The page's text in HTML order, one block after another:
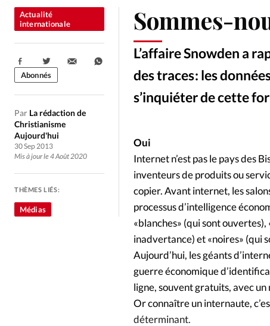
RUBRIQUES
Tous les articles
Actualité
Actualité internationale
Culture
Dossier Eglises
Génération réveil
Publireportage
Relations
Société
Tour du monde des
Vécu Vie
Sommes-
L’affaire Snowden a
des traces : les
s’inquiéter de cette
Actualité
internationale
Par La rédaction de
Christianisme
Aujourd'hui
30 Sep 2013
Mis à jour le 4 Août 2020
Partager:
Abonnés
THÈMES LIÉS:
Médias
Oui
Internet n’est pas le pays des
inventeurs de produits ou
copier. Avant internet, les
processus d’intelligence
«blanches» (qui sont
inadvertance) et «noires» (qui
Aujourd’hui, les géants
guerre économique
ligne, souvent gratuits, avec
Or connaître un internaute,
déterminant.